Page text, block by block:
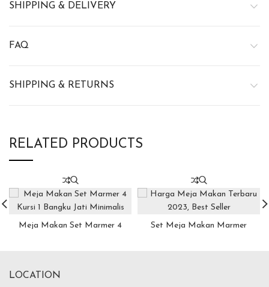
SHIPPING & DELIVERY
FAQ
SHIPPING & RETURNS
RELATED PRODUCTS
Meja Makan Set Marmer 4
Set Meja Makan Marmer
LOCATION